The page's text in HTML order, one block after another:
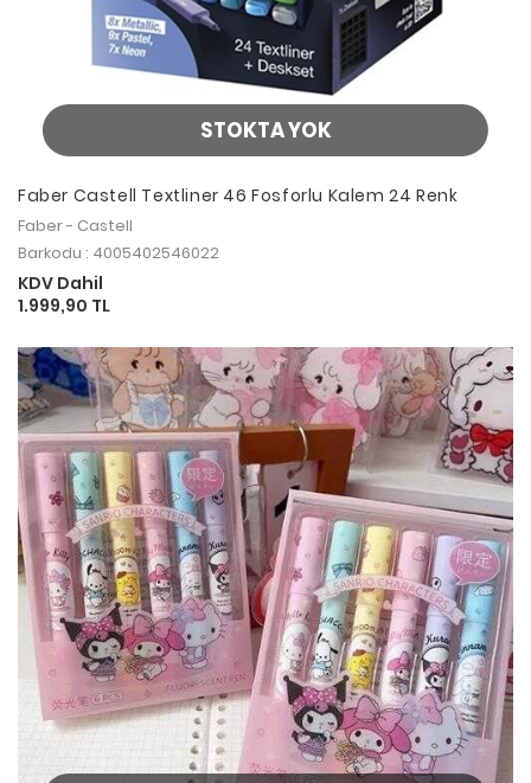
STOKTA YOK
Faber Castell Textliner 46 Fosforlu Kalem 24 Renk
Faber - Castell
Barkodu : 4005402546022
KDV Dahil
1.999,90 TL